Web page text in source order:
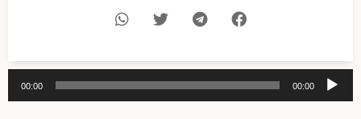
مشغل
الصوت
00:00
00:00